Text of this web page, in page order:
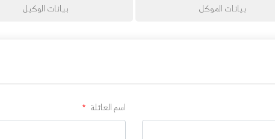
بيانات الموكل بيانات الوكيل
اسم العائلة *